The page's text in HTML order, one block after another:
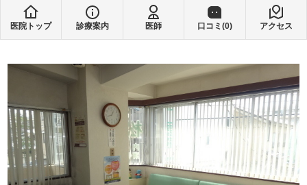
医院トップ 診療案内 医師 口コミ(0) アクセス